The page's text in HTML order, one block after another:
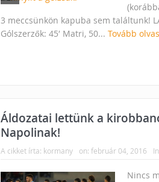
3 meccsünkön kapuba sem találtunk!
Gólszerzők: 45′ Matri, 50... Tovább
Áldozatai lettünk a
Napolinak!
A cikket írta: kormany on: február 04, 2016
Nincs